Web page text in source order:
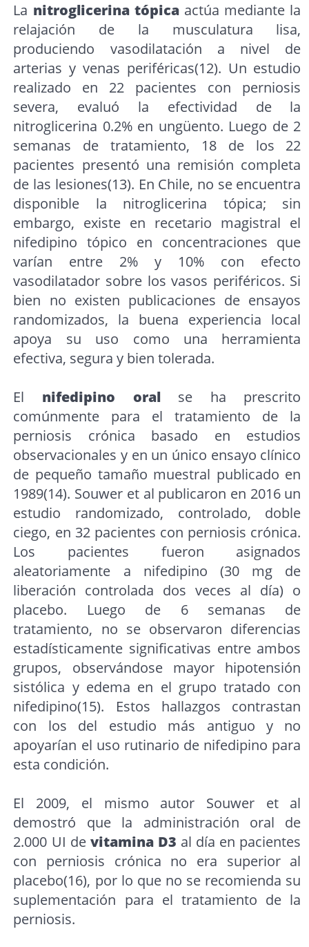
La nitroglicerina tópicaactúa mediante la
relajación de la musculatura lisa,
produciendo vasodilatación a nivel de
arterias y venas periféricas(12). Un estudio
realizado en 22 pacientes con perniosis
severa, evaluó la efectividad de la
nitroglicerina 0.2% en ungüento. Luego de 2
semanas de tratamiento, 18 de los 22
pacientes presentó una remisión completa
de las lesiones(13). En Chile, no se encuentra
disponible la nitroglicerina tópica; sin
embargo, existe en recetario magistral el
nifedipino tópico en concentraciones que
varían entre 2% y 10% con efecto
vasodilatador sobre los vasos periféricos. Si
bien no existen publicaciones de ensayos
randomizados, la buena experiencia local
apoya su uso como una herramienta
efectiva, segura y bien tolerada.
El nifedipino oralse ha prescrito
comúnmente para el tratamiento de la
perniosis crónica basado en estudios
observacionales y en un único ensayo clínico
de pequeño tamaño muestral publicado en
1989(14). Souwer et al publicaron en 2016 un
estudio randomizado, controlado, doble
ciego, en 32 pacientes con perniosis crónica.
Los pacientes fueron asignados
aleatoriamente a nifedipino (30 mg de
liberación controlada dos veces al día) o
placebo. Luego de 6 semanas de
tratamiento, no se observaron diferencias
estadísticamente significativas entre ambos
grupos, observándose mayor hipotensión
sistólica y edema en el grupo tratado con
nifedipino(15). Estos hallazgos contrastan
con los del estudio más antiguo y no
apoyarían el uso rutinario de nifedipino para
esta condición.
El 2009, el mismo autor Souwer et al
demostró que la administración oral de
2.000 UI de vitamina D3 al día en pacientes
con perniosis crónica no era superior al
placebo(16), por lo que no se recomienda su
suplementación para el tratamiento de la
perniosis.